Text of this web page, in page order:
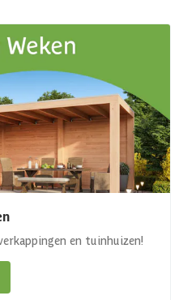
en tuinhuizen!